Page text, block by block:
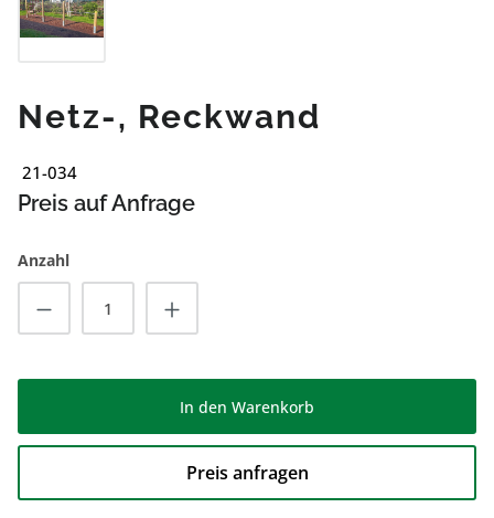
Netz-, Reckwand
21-034
Preis auf Anfrage
Anzahl
Produkt Anzahl: Gib den gewünschten
In den Warenkorb
Preis anfragen